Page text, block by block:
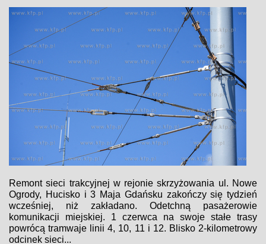
Remont sieci trakcyjnej w rejonie skrzyżowania ul. Nowe
Ogrody, Hucisko i 3 Maja Gdańsku zakończy się tydzień
wcześniej, niż zakładano. Odetchną pasażerowie
komunikacji miejskiej. 1 czerwca na swoje stałe trasy
powrócą tramwaje linii 4, 10, 11 i 12. Blisko 2-kilometrowy
odcinek sieci...